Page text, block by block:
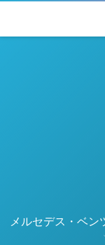
メルセデス・ベ